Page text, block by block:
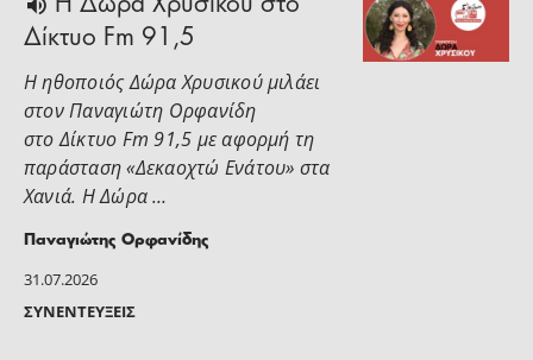
31.07.2026
ΣΥΝΕΝΤΕΎΞΕΙΣ
H Δώρα Χρυσικού στο
Δίκτυο Fm 91,5
Η ηθοποιός Δώρα Χρυσικού μιλάει
στoν Παναγιώτη Ορφανίδη
στο Δίκτυο Fm 91,5 με αφορμή τη
παράσταση «Δεκαοχτώ Ενάτου» στα
Χανιά. Η Δώρα …
Παναγιώτης Ορφανίδης